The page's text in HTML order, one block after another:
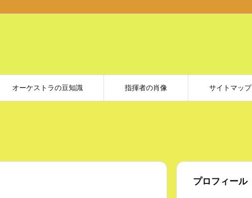
オーケストラの豆知識 指揮者の肖像 サイトマップ
プロフィール